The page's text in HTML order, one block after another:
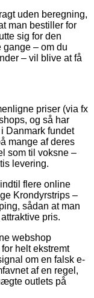
uden beregning,
man bestiller for
sig for den
gange – om du
– vil blive at få
priser (via fx
og så har
Danmark fundet
mange af deres
som til voksne –
levering.
flere online
Krondyrstrips –
sådan at man
pris.
webshop
helt ekstremt
om en falsk e-
af en regel,
outlets på